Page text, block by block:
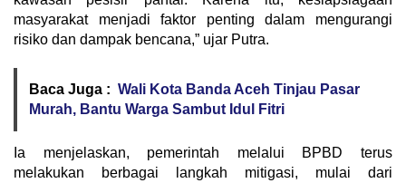
masyarakat menjadi faktor penting dalam mengurangi
risiko dan dampak bencana,” ujar Putra.
Baca Juga : Wali Kota Banda Aceh Tinjau Pasar
Murah, Bantu Warga Sambut Idul Fitri
Ia menjelaskan, pemerintah melalui BPBD terus
melakukan berbagai langkah mitigasi, mulai dari